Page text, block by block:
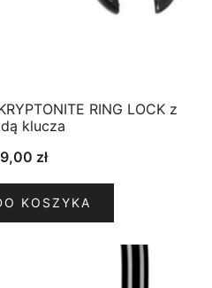
RING LOCK z
klucza
zł
KOSZYKA